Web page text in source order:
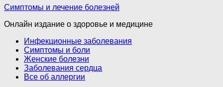
Симптомы и лечение болезней
Онлайн издание о здоровье и медицине
Инфекционные заболевания
Симптомы и боли
Женские болезни
Заболевания сердца
Все об аллергии